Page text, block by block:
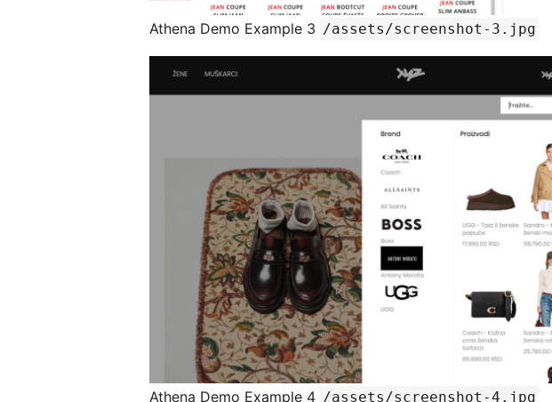
Athena Demo Example 3 /assets/screenshot-3.jpg
Athena Demo Example 4 /assets/screenshot-4.jpg